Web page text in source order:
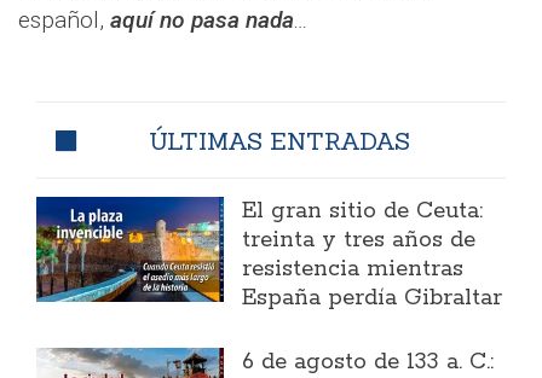
español, aquí no pasa nada…
ÚLTIMAS ENTRADAS
El gran sitio de Ceuta:
treinta y tres años de
resistencia mientras
España perdía Gibraltar
6 de agosto de 133 a. C.: